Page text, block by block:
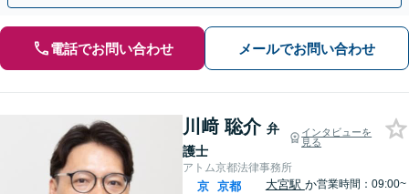
電話でお問い合わせ メールでお問い合わせ
川﨑 聡介 弁
護士
インタビューを
見る
アトム京都法律事務所
京 京都
大宮駅 か営業時間：09:00~